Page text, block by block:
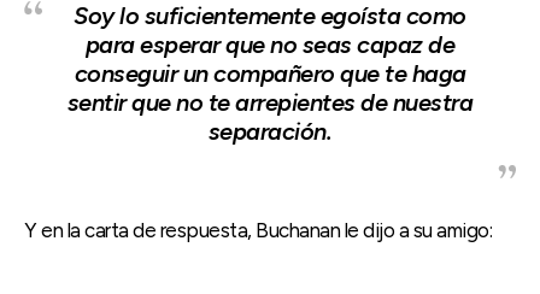
Soy lo suficientemente egoísta como
para esperar que no seas capaz de
conseguir un compañero que te haga
sentir que no te arrepientes de nuestra
separación.
Y en la carta de respuesta, Buchanan le dijo a su amigo: